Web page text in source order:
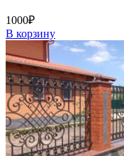
1000₽
В корзину